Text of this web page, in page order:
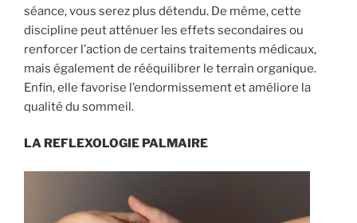
séance, vous serez plus détendu. De même, cette
discipline peut atténuer les effets secondaires ou
renforcer l’action de certains traitements médicaux,
mais également de rééquilibrer le terrain organique.
Enfin, elle favorise l’endormissement et améliore la
qualité du sommeil.
LA REFLEXOLOGIE PALMAIRE